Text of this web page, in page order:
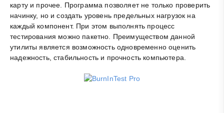
карту и прочее. Программа позволяет не только проверить
начинку, но и создать уровень предельных нагрузок на
каждый компонент. При этом выполнять процесс
тестирования можно пакетно. Преимуществом данной
утилиты является возможность одновременно оценить
надежность, стабильность и прочность компьютера.